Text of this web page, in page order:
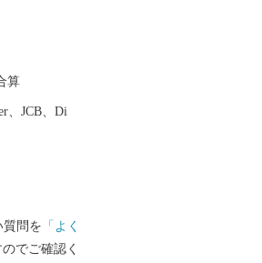
算
、JCB、Di
質問を 「よく
でご確認く